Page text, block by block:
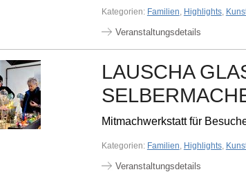
Kategorien: Familien, Highlights,
Veranstaltungsdetails
LAUSCHA
Mitmachwerkstatt für
Kategorien: Familien, Highlights,
Veranstaltungsdetails